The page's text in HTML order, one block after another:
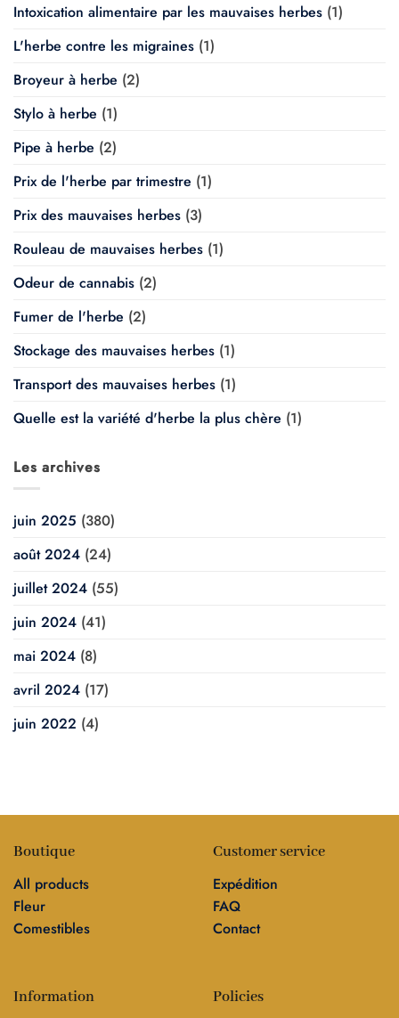
Intoxication alimentaire par les mauvaises herbes (1)
L'herbe contre les migraines (1)
Broyeur à herbe (2)
Stylo à herbe (1)
Pipe à herbe (2)
Prix de l'herbe par trimestre (1)
Prix des mauvaises herbes (3)
Rouleau de mauvaises herbes (1)
Odeur de cannabis (2)
Fumer de l'herbe (2)
Stockage des mauvaises herbes (1)
Transport des mauvaises herbes (1)
Quelle est la variété d'herbe la plus chère (1)
Les archives
juin 2025 (380)
août 2024 (24)
juillet 2024 (55)
juin 2024 (41)
mai 2024 (8)
avril 2024 (17)
juin 2022 (4)
Boutique
All products
Fleur
Comestibles
Customer service
Expédition
FAQ
Contact
Information Policies